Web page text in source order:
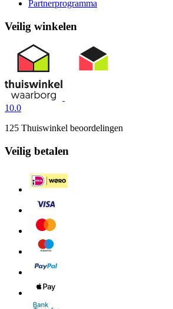
Partnerprogramma
Veilig winkelen
10.0
125 Thuiswinkel beoordelingen
Veilig betalen